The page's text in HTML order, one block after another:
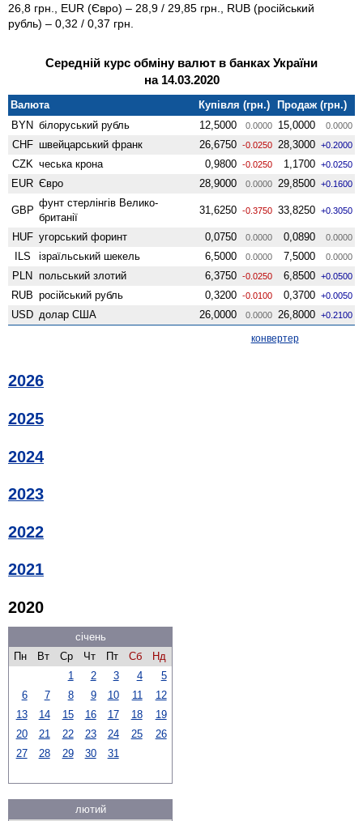
26,8 грн., EUR (Євро) – 28,9 / 29,85 грн., RUB (російський
рубль) – 0,32 / 0,37 грн.
Середній курс обміну валют в банках України
на 14.03.2020
Валюта Купівля (грн.)
Продаж (грн.)
BYN білоруський рубль 12,5000 0.0000 15,0000 0.0000
CHF швейцарський франк 26,6750 -0.0250 28,3000 +0.2000
CZK чеська крона 0,9800 -0.0250 1,1700 +0.0250
EUR Євро 28,9000 0.0000 29,8500 +0.1600
GBP
фунт стерлінгів Велико­
британії
31,6250 -0.3750 33,8250 +0.3050
HUF угорський форинт 0,0750 0.0000 0,0890 0.0000
ILS ізраїльський шекель 6,5000 0.0000 7,5000 0.0000
PLN польський злотий 6,3750 -0.0250 6,8500 +0.0500
RUB російський рубль 0,3200 -0.0100 0,3700 +0.0050
USD долар США 26,0000 0.0000 26,8000 +0.2100
конвертер
2026
2025
2024
2023
2022
2021
2020
січень
Пн
Вт Ср Чт Пт Сб
Нд
1
2 3 4
5
6
7 8 9 10 11
12
13
14 15 16 17 18
19
20
21 22 23 24 25
26
27
28 29 30 31
лютий